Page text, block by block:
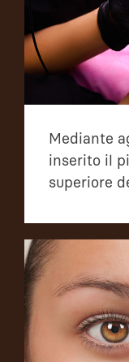
Mediante
inserito il
superiore